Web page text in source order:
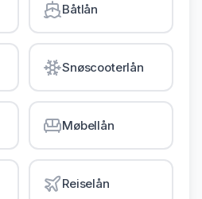
Gjeldsordning
Inkassohjelp
LÅN & KREDITT
Smålån
Lån uten sikkerhet
Kredittkort
Lån på dagen
Båtlån
Snøscooterlån
Møbellån
Reiselån